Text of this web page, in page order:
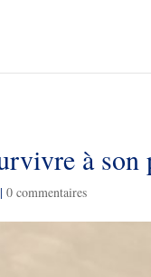
à son
|0 commentaires